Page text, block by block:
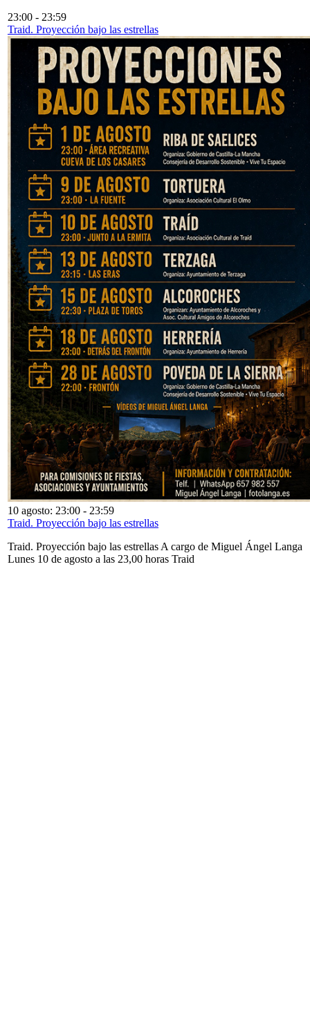
23:00 - 23:59
Traid. Proyección bajo las estrellas
10 agosto: 23:00 - 23:59
Traid. Proyección bajo las estrellas
Traid. Proyección bajo las estrellas A cargo de Miguel Ángel Langa
Lunes 10 de agosto a las 23,00 horas Traid